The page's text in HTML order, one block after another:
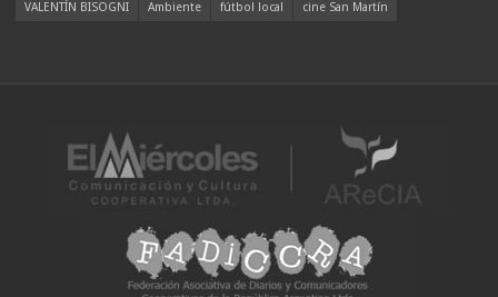
VALENTÍN BISOGNI
Ambiente fútbol local cine San Martín